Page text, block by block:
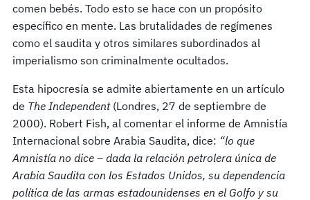
comen bebés. Todo esto se hace con un propósito
específico en mente. Las brutalidades de regímenes
como el saudita y otros similares subordinados al
imperialismo son criminalmente ocultados.
Esta hipocresía se admite abiertamente en un artículo
de The Independent (Londres, 27 de septiembre de
2000). Robert Fish, al comentar el informe de Amnistía
Internacional sobre Arabia Saudita, dice: “lo que
Amnistía no dice – dada la relación petrolera única de
Arabia Saudita con los Estados Unidos, su dependencia
política de las armas estadounidenses en el Golfo y su